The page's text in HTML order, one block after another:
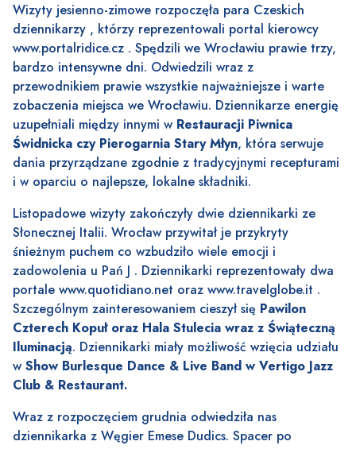
Wizyty jesienno-zimowe rozpoczęła para Czeskich
dziennikarzy , którzy reprezentowali portal kierowcy
www.portalridice.cz . Spędzili we Wrocławiu prawie trzy,
bardzo intensywne dni. Odwiedzili wraz z
przewodnikiem prawie wszystkie najważniejsze i warte
zobaczenia miejsca we Wrocławiu. Dziennikarze energię
uzupełniali między innymi w Restauracji Piwnica
Świdnicka czy Pierogarnia Stary Młyn, która serwuje
dania przyrządzane zgodnie z tradycyjnymi recepturami
i w oparciu o najlepsze, lokalne składniki.
Listopadowe wizyty zakończyły dwie dziennikarki ze
Słonecznej Italii. Wrocław przywitał je przykryty
śnieżnym puchem co wzbudziło wiele emocji i
zadowolenia u Pań J . Dziennikarki reprezentowały dwa
portale www.quotidiano.net oraz www.travelglobe.it .
Szczególnym zainteresowaniem cieszył się Pawilon
Czterech Kopuł oraz Hala Stulecia wraz z Świąteczną
Iluminacją. Dziennikarki miały możliwość wzięcia udziału
wShow Burlesque Dance & Live Band w Vertigo Jazz
Club & Restaurant.
Wraz z rozpoczęciem grudnia odwiedziła nas
dziennikarka z Węgier Emese Dudics. Spacer po